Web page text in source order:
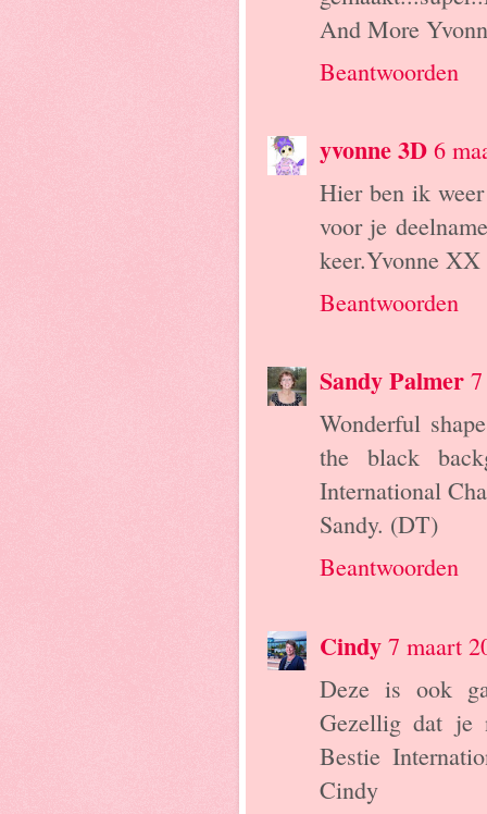
And More
Beantwoorden
yvonne 3D 6
Hier ben ik
voor je
keer.Yvonne XX
Beantwoorden
Sandy Palmer
Wonderful
the black
International
Sandy. (DT)
Beantwoorden
Cindy 7 maart
Deze is ook
Gezellig dat je
Bestie
Cindy